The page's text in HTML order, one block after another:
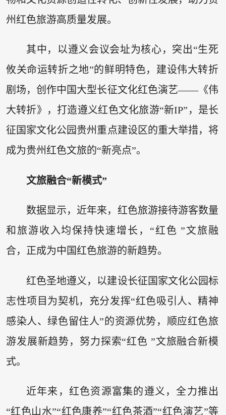
州红色旅游高质量发展。
其中，以遵义会议会址为核心，突出“生死
攸关命运转折之地”的鲜明特色，建设伟大转折
剧场，创作中国大型长征文化红色演艺——《伟
大转折》，打造遵义红色文化旅游“新IP”，是长
征国家文化公园贵州重点建设区的重大举措，将
成为贵州红色文旅的“新亮点”。
文旅融合“新模式”
数据显示，近年来，红色旅游接待游客数量
和旅游收入均保持快速增长，“红色 ”文旅融
合，正成为中国红色旅游的新趋势。
红色圣地遵义，以建设长征国家文化公园标
志性项目为契机，充分发挥“红色吸引人、精神
感染人、绿色留住人”的资源优势，顺应红色旅
游发展新趋势，努力探索“红色 ”文旅融合新模
式。
近年来，红色资源富集的遵义，全力推出
“红色山水”“红色康养”“红色茶酒”“红色演艺”等